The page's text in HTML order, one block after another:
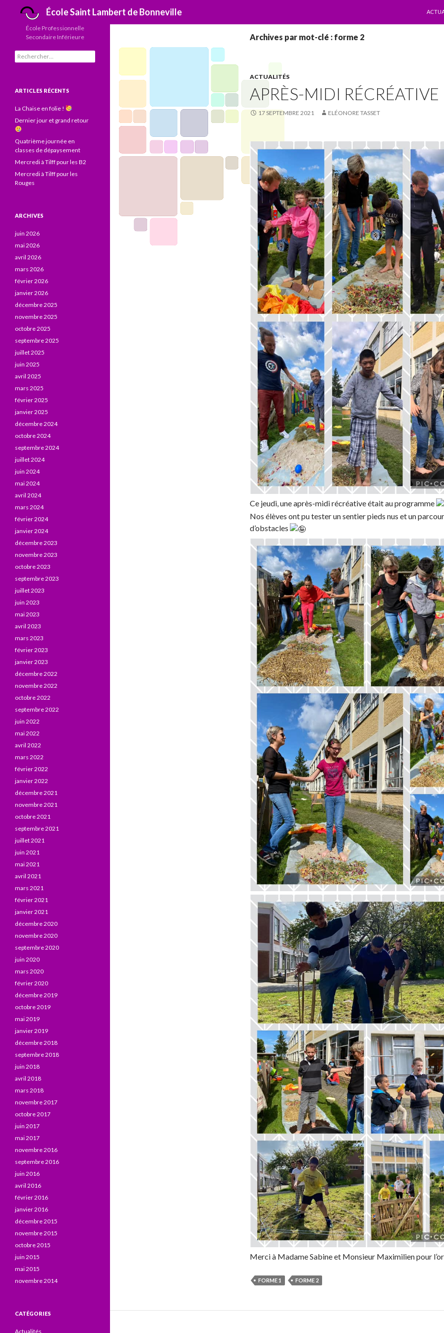
École Saint Lambert de Bonneville
Recherche
Archives par mot-clé : forme 2
ACTUALITÉS
APRÈS-MIDI RÉCRÉATIVE
17 SEPTEMBRE 2021 ELÉONORE TASSET
Ce jeudi, une après-midi récréative était au programme
Nos élèves ont pu tester un sentier pieds nus et un
d’obstacles
Merci à Madame Sabine et Monsieur Maximilien pour
FORME 1 FORME 2
École Professionnelle
Secondaire Inférieure
Rechercher :
ARTICLES RÉCENTS
La Chaise en folie !
Dernier jour et grand retour
Quatrième journée en
classes de dépaysement
Mercredi à Tilff pour les B2
Mercredi à Tilff pour les
Rouges
ARCHIVES
juin 2026
mai 2026
avril 2026
mars 2026
février 2026
janvier 2026
décembre 2025
novembre 2025
octobre 2025
septembre 2025
juillet 2025
juin 2025
avril 2025
mars 2025
février 2025
janvier 2025
décembre 2024
octobre 2024
septembre 2024
juillet 2024
juin 2024
mai 2024
avril 2024
mars 2024
février 2024
janvier 2024
décembre 2023
novembre 2023
octobre 2023
septembre 2023
juillet 2023
juin 2023
mai 2023
avril 2023
mars 2023
février 2023
janvier 2023
décembre 2022
novembre 2022
octobre 2022
septembre 2022
juin 2022
mai 2022
avril 2022
mars 2022
février 2022
janvier 2022
décembre 2021
novembre 2021
octobre 2021
septembre 2021
juillet 2021
juin 2021
mai 2021
avril 2021
mars 2021
février 2021
janvier 2021
décembre 2020
novembre 2020
septembre 2020
juin 2020
mars 2020
février 2020
décembre 2019
octobre 2019
mai 2019
janvier 2019
décembre 2018
septembre 2018
juin 2018
avril 2018
mars 2018
novembre 2017
octobre 2017
juin 2017
mai 2017
novembre 2016
septembre 2016
juin 2016
avril 2016
février 2016
janvier 2016
décembre 2015
novembre 2015
octobre 2015
juin 2015
mai 2015
novembre 2014
CATÉGORIES
Actualités